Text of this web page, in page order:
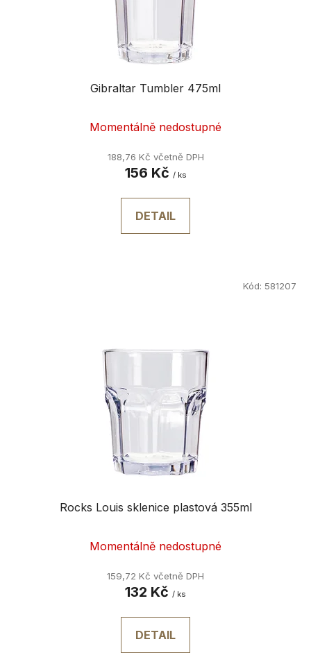
Gibraltar Tumbler 475ml
Momentálně nedostupné
188,76 Kč včetně DPH
156 Kč / ks
DETAIL
Rocks Louis sklenice plastová 355ml
Momentálně nedostupné
159,72 Kč včetně DPH
132 Kč / ks
DETAIL
Kód: 581207